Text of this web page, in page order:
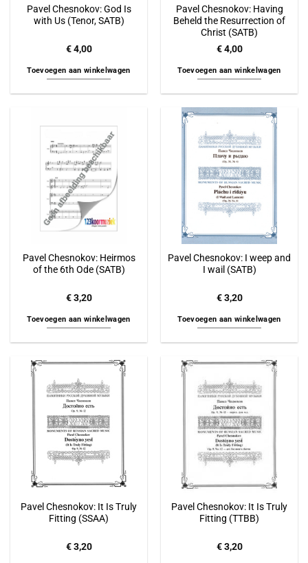
Pavel Chesnokov: God Is
with Us (Tenor, SATB)
€4,00
Toevoegen aan winkelwagen
Pavel Chesnokov: Having
Beheld the Resurrection of
Christ (SATB)
€4,00
Toevoegen aan winkelwagen
Pavel Chesnokov: Heirmos
of the 6th Ode (SATB)
€3,20
Toevoegen aan winkelwagen
Pavel Chesnokov: I weep and
I wail (SATB)
€3,20
Toevoegen aan winkelwagen
Pavel Chesnokov: It Is Truly
Fitting (SSAA)
€3,20
Pavel Chesnokov: It Is Truly
Fitting (TTBB)
€3,20